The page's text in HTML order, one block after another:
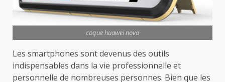
coque huawei nova
Les smartphones sont devenus des outils
indispensables dans la vie professionnelle et
personnelle de nombreuses personnes. Bien que les